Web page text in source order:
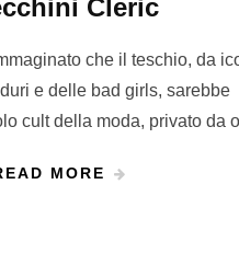
orecchini Cleric‏
che il teschio, da
e delle bad girls, sarebbe
cult della moda, privato da
MORE